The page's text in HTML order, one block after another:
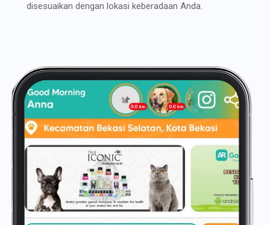
disesuaikan dengan lokasi keberadaan Anda.